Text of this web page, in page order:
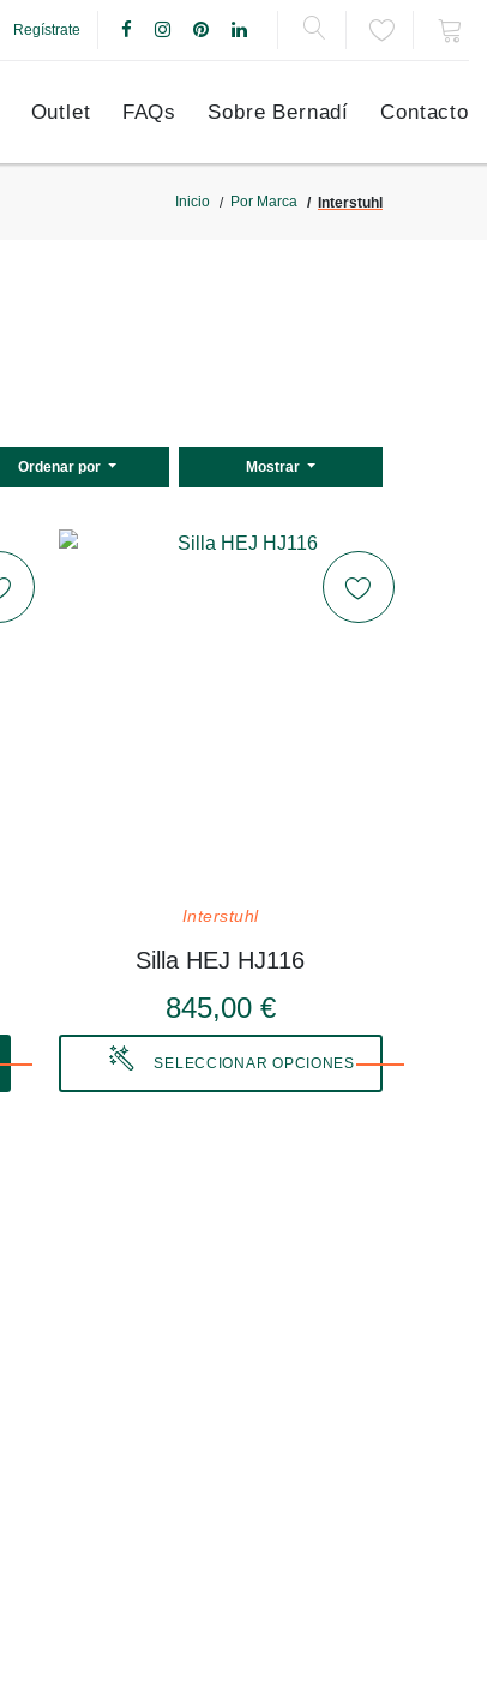
Regístrate
Outlet FAQs Sobre Bernadí Contacto
Inicio Por Marca Interstuhl
Ordenar por Mostrar
Interstuhl
Silla HEJ HJ116
845,00 €
SELECCIONAR OPCIONES